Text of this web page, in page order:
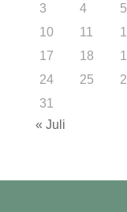
3
4 5
10
11
17
18
24
25
31
« Juli